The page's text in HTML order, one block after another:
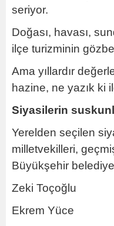
seriyor.
Doğası, havası,
ilçe turizminin
Ama yıllardır
hazine, ne yazık ki
Siyasilerin
Yerelden seçilen
milletvekilleri,
Büyükşehir
Zeki Toçoğlu
Ekrem Yüce